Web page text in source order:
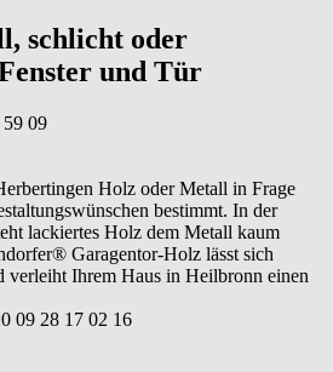
schlicht oder
und Tür
Holz oder Metall in Frage
bestimmt. In der
lackiertes Holz dem Metall kaum
Garagentor-Holz lässt sich
verleiht Ihrem Haus in Heilbronn einen